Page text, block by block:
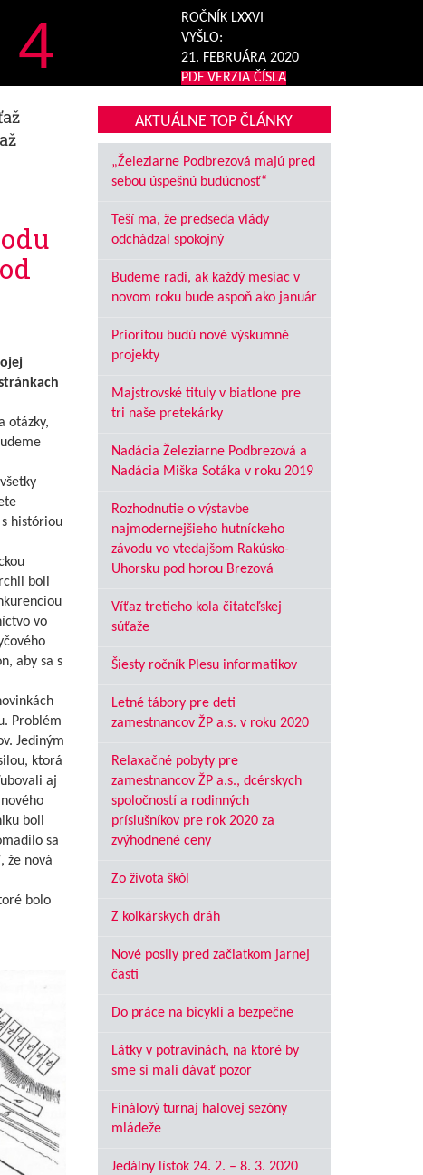
4
ROČNÍK LXXVI
VYŠLO:
21. FEBRUÁRA 2020
PDF VERZIA ČÍSLA
otázky,
históriou
boli
vo
aby sa s
Problém
Jediným
ktorá
aj
boli
sa
že nová
bolo
AKTUÁLNE TOP ČLÁNKY
„Železiarne Podbrezová majú pred
sebou úspešnú budúcnosť“
Teší ma, že predseda vlády
odchádzal spokojný
Budeme radi, ak každý mesiac v
novom roku bude aspoň ako január
Prioritou budú nové výskumné
projekty
Majstrovské tituly v biatlone pre
tri naše pretekárky
Nadácia Železiarne Podbrezová a
Nadácia Miška Sotáka v roku 2019
Rozhodnutie o výstavbe
najmodernejšieho hutníckeho
závodu vo vtedajšom Rakúsko-
Uhorsku pod horou Brezová
Víťaz tretieho kola čitateľskej
súťaže
Šiesty ročník Plesu informatikov
Letné tábory pre deti
zamestnancov ŽP a.s. v roku 2020
Relaxačné pobyty pre
zamestnancov ŽP a.s., dcérskych
spoločností a rodinných
príslušníkov pre rok 2020 za
zvýhodnené ceny
Zo života škôl
Z kolkárskych dráh
Nové posily pred začiatkom jarnej
časti
Do práce na bicykli a bezpečne
Látky v potravinách, na ktoré by
sme si mali dávať pozor
Finálový turnaj halovej sezóny
mládeže
Jedálny lístok 24. 2. – 8. 3. 2020